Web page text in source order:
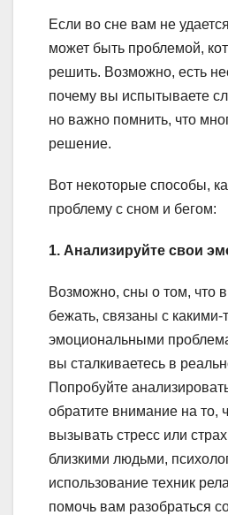
Если во сне вам не
может быть проблемой,
решить. Возможно, есть
почему вы испытываете
но важно помнить, что
решение.
Вот некоторые способы,
проблему с сном и бегом:
1. Анализируйте свои
Возможно, сны о том, что
бежать, связаны с какими-
эмоциональными
вы сталкиваетесь в
Попробуйте
обратите внимание на то,
вызывать стресс или
близкими людьми,
использование техник
помочь вам разобраться